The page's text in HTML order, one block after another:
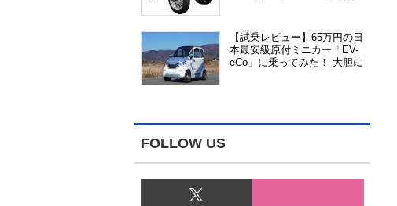
【試乗レビュー】65万円の日
本最安級原付ミニカー「EV-
eCo」に乗ってみた！ 大胆に
FOLLOW US